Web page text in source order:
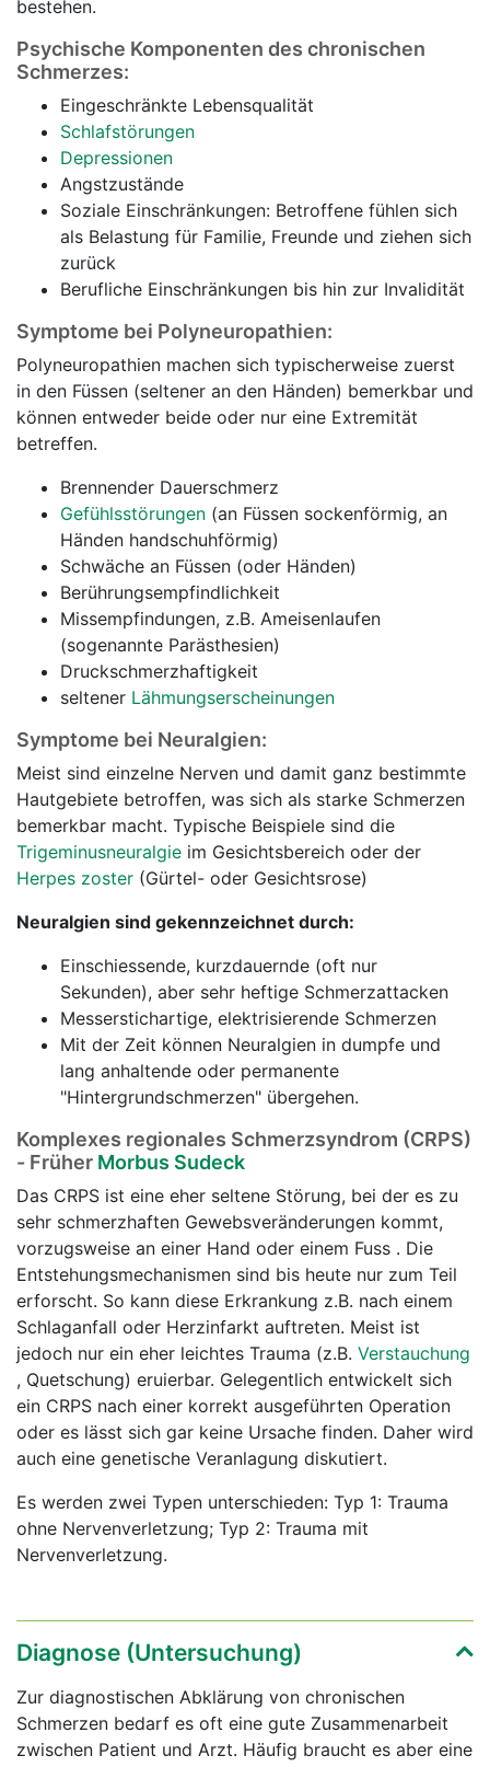
bestehen.
Psychische Komponenten des chronischen
Schmerzes:
Eingeschränkte Lebensqualität
Schlafstörungen
Depressionen
Angstzustände
Soziale Einschränkungen: Betroffene fühlen sich
als Belastung für Familie, Freunde und ziehen sich
zurück
Berufliche Einschränkungen bis hin zur Invalidität
Symptome bei Polyneuropathien:
Polyneuropathien machen sich typischerweise zuerst
in den Füssen (seltener an den Händen) bemerkbar und
können entweder beide oder nur eine Extremität
betreffen.
Brennender Dauerschmerz
Gefühlsstörungen (an Füssen sockenförmig, an
Händen handschuhförmig)
Schwäche an Füssen (oder Händen)
Berührungsempfindlichkeit
Missempfindungen, z.B. Ameisenlaufen
(sogenannte Parästhesien)
Druckschmerzhaftigkeit
seltener Lähmungserscheinungen
Symptome bei Neuralgien:
Meist sind einzelne Nerven und damit ganz bestimmte
Hautgebiete betroffen, was sich als starke Schmerzen
bemerkbar macht. Typische Beispiele sind die
Trigeminusneuralgie im Gesichtsbereich oder der
Herpes zoster (Gürtel- oder Gesichtsrose)
Neuralgien sind gekennzeichnet durch:
Einschiessende, kurzdauernde (oft nur
Sekunden), aber sehr heftige Schmerzattacken
Messerstichartige, elektrisierende Schmerzen
Mit der Zeit können Neuralgien in dumpfe und
lang anhaltende oder permanente
"Hintergrundschmerzen" übergehen.
Komplexes regionales Schmerzsyndrom (CRPS)
- Früher Morbus Sudeck
Das CRPS ist eine eher seltene Störung, bei der es zu
sehr schmerzhaften Gewebsveränderungen kommt,
vorzugsweise an einer Hand oder einem Fuss . Die
Entstehungsmechanismen sind bis heute nur zum Teil
erforscht. So kann diese Erkrankung z.B. nach einem
Schlaganfall oder Herzinfarkt auftreten. Meist ist
jedoch nur ein eher leichtes Trauma (z.B. Verstauchung
, Quetschung) eruierbar. Gelegentlich entwickelt sich
ein CRPS nach einer korrekt ausgeführten Operation
oder es lässt sich gar keine Ursache finden. Daher wird
auch eine genetische Veranlagung diskutiert.
Es werden zwei Typen unterschieden: Typ 1: Trauma
ohne Nervenverletzung; Typ 2: Trauma mit
Nervenverletzung.
Diagnose (Untersuchung)
Zur diagnostischen Abklärung von chronischen
Schmerzen bedarf es oft eine gute Zusammenarbeit
zwischen Patient und Arzt. Häufig braucht es aber eine